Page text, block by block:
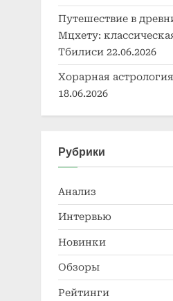
Путешествие в
Мцхету:
Тбилиси 22.06.2026
Хорарная
18.06.2026
Рубрики
Анализ
Интервью
Новинки
Обзоры
Рейтинги